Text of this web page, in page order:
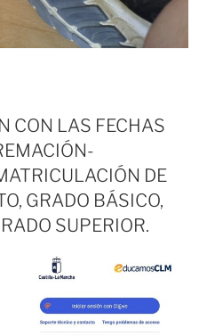
CON LAS FECHAS
DE
GRADO BÁSICO,
SUPERIOR.